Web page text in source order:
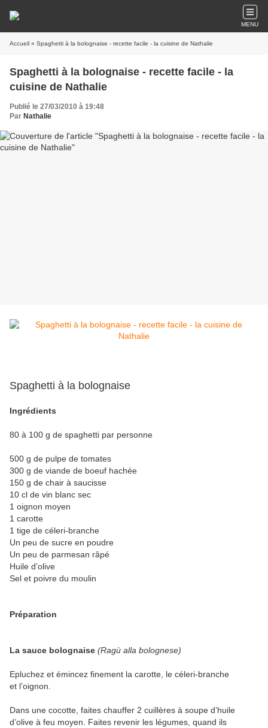
MENU
Accueil » Spaghetti à la bolognaise - recette facile - la cuisine de Nathalie
Spaghetti à la bolognaise - recette facile - la
cuisine de Nathalie
Publié le 27/03/2010 à 19:48
Par Nathalie
Spaghetti à la bolognaise
Ingrédients
80 à 100 g de spaghetti par personne
500 g de pulpe de tomates
300 g de viande de boeuf hachée
150 g de chair à saucisse
10 cl de vin blanc sec
1 oignon moyen
1 carotte
1 tige de céleri-branche
Un peu de sucre en poudre
Un peu de parmesan râpé
Huile d’olive
Sel et poivre du moulin
Préparation
La sauce bolognaise (Ragù alla bolognese)
Epluchez et émincez finement la carotte, le céleri-branche
et l’oignon.
Dans une cocotte, faites chauffer 2 cuillères à soupe d’huile
d’olive à feu moyen. Faites revenir les légumes, quand ils